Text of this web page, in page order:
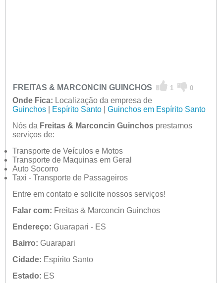
FREITAS & MARCONCIN GUINCHOS 1 0
Onde Fica: Localização da empresa de
Guinchos| Espírito Santo| Guinchos em Espírito Santo
Nós da Freitas & Marconcin Guinchosprestamos
serviços de:
Transporte de Veículos e Motos
Transporte de Maquinas em Geral
Auto Socorro
Taxi - Transporte de Passageiros
Entre em contato e solicite nossos serviços!
Falar com: Freitas & Marconcin Guinchos
Endereço: Guarapari - ES
Bairro: Guarapari
Cidade: Espírito Santo
Estado: ES